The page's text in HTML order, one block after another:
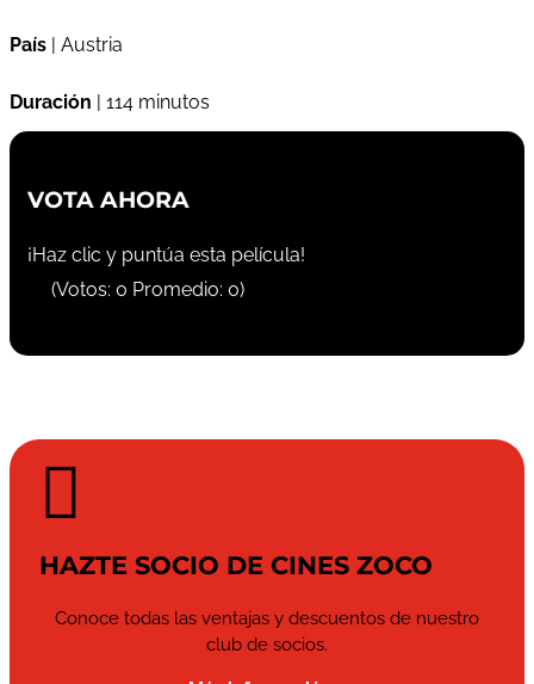
País | Austria
Duración | 114 minutos
VOTA AHORA
¡Haz clic y puntúa esta película!
(Votos: 0 Promedio: 0)

HAZTE SOCIO DE CINES ZOCO
Conoce todas las ventajas y descuentos de nuestro
club de socios.